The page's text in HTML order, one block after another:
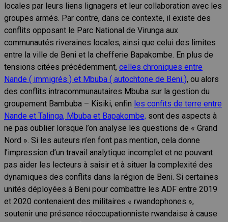
locales par leurs liens lignagers et leur collaboration avec les
groupes armés. Par contre, dans ce contexte, il existe des
conflits opposant le Parc National de Virunga aux
communautés riveraines locales, ainsi que celui des limites
entre la ville de Beni et la chefferie Bapakombe. En plus de
tensions citées précédemment, celles chroniques entre
Nande ( immigrés ) et Mbuba ( autochtone de Beni ), ou alors
des conflits intracommunautaires Mbuba sur la gestion du
groupement Bambuba – Kisiki, enfin les confits de terre entre
Nande et Talinga, Mbuba et Bapakombe, sont des aspects à
ne pas oublier lorsque l’on analyse les questions de « Grand
Nord ». Si les auteurs n’en font pas mention, cela donne
l’impression d’un travail analytique incomplet et ne pouvant
pas aider les lecteurs à saisir et à situer la complexité des
dynamiques des conflits dans la région de Beni. Si certaines
unités déployées à Beni pour combattre les ADF entre 2019
et 2020 contenaient des militaires « rwandophones »,
soutenir une présence réoccupationniste rwandaise à cause